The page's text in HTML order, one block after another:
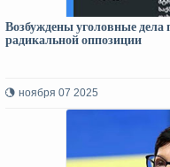
Возбуждены уголовные дела
радикальной оппозиции
ноября 07 2025